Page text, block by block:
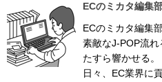
ECのミカタ編集
ECのミカタ編集部
素敵なJ-POP流
たすら響かせる。
日々、EC業界に